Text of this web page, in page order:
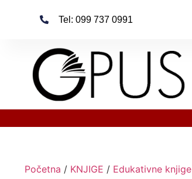
Tel: 099 737 0991
Početna / KNJIGE / Edukativne knjige